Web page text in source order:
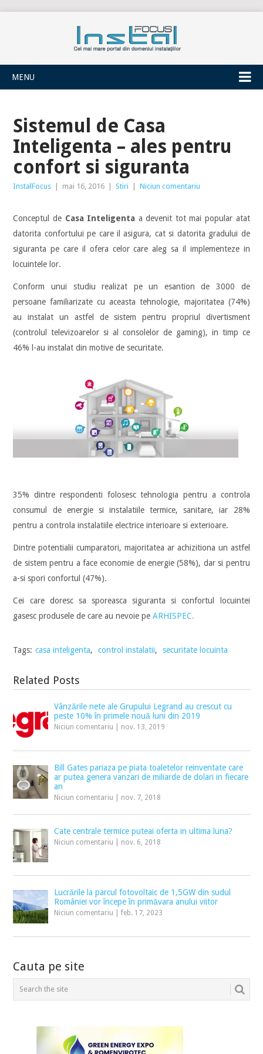
INSTALFOCUS
MENU
Sistemul de Casa
Inteligenta – ales pentru
confort si siguranta
InstalFocus mai 16, 2016 Stiri Niciun comentariu
Conceptul de Casa Inteligenta a devenit tot mai popular atat
datorita confortului pe care il asigura, cat si datorita gradului de
siguranta pe care il ofera celor care aleg sa il implementeze in
locuintele lor.
Conform unui studiu realizat pe un esantion de 3000 de
persoane familiarizate cu aceasta tehnologie, majoritatea (74%)
au instalat un astfel de sistem pentru propriul divertisment
(controlul televizoarelor si al consolelor de gaming), in timp ce
46% l-au instalat din motive de securitate.
35% dintre respondenti folosesc tehnologia pentru a controla
consumul de energie si instalatiile termice, sanitare, iar 28%
pentru a controla instalatiile electrice interioare si exterioare.
Dintre potentialii cumparatori, majoritatea ar achizitiona un astfel
de sistem pentru a face economie de energie (58%), dar si pentru
a-si spori confortul (47%).
Cei care doresc sa sporeasca siguranta si confortul locuintei
gasesc produsele de care au nevoie peARHISPEC.
Tags: casa inteligenta, control instalatii, securitate locuinta
Related Posts
Vânzările nete ale Grupului Legrand au crescut cu
peste 10% în primele nouă luni din 2019
Niciun comentariu nov. 13, 2019
Bill Gates pariaza pe piata toaletelor reinventate care
ar putea genera vanzari de miliarde de dolari in fiecare
an
Niciun comentariu nov. 7, 2018
Cate centrale termice puteai oferta in ultima luna?
Niciun comentariu nov. 6, 2018
Lucrările la parcul fotovoltaic de 1,5GW din sudul
României vor începe în primăvara anului viitor
Niciun comentariu |feb. 17, 2023
Cauta pe site